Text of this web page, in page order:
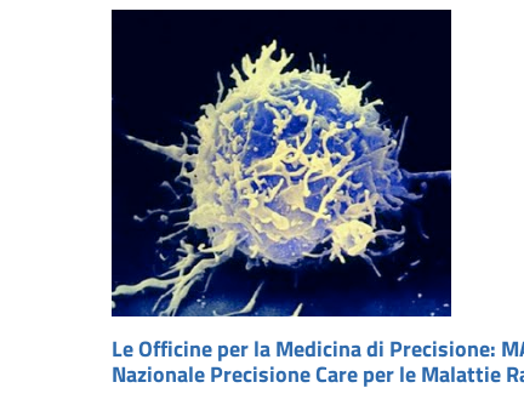
Le Officine per la Medicina di Precisione:
Nazionale Precisione Care per le Malattie